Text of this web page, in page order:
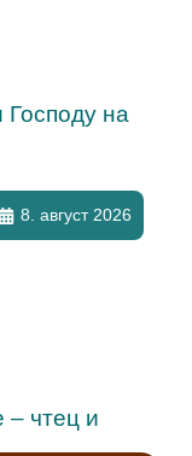
Господу на
– чтец и
8. август 2026